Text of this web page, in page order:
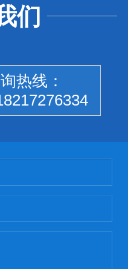
们
热线：